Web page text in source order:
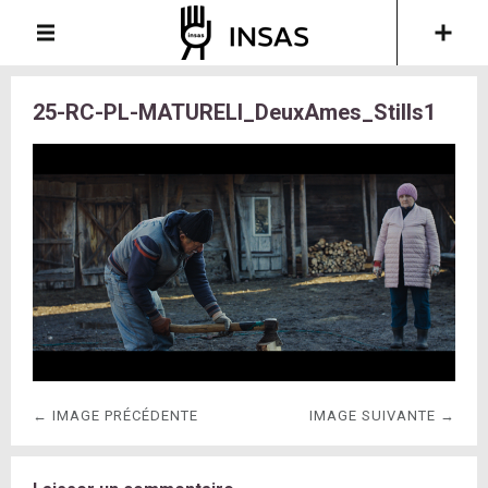
25-RC-PL-MATURELI_DeuxAmes_Stills1
← IMAGE PRÉCÉDENTE IMAGE SUIVANTE →